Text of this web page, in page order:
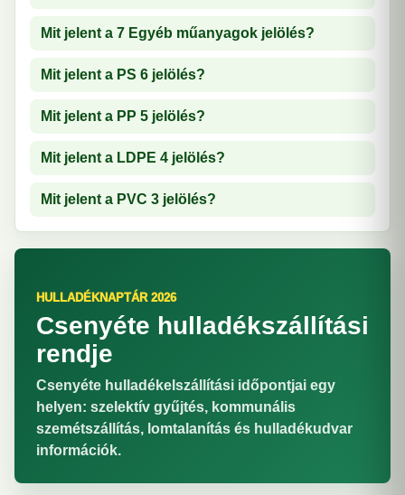
Mit jelent a 7 Egyéb műanyagok jelölés?
Mit jelent a PS 6 jelölés?
Mit jelent a PP 5 jelölés?
Mit jelent a LDPE 4 jelölés?
Mit jelent a PVC 3 jelölés?
HULLADÉKNAPTÁR 2026
Csenyéte hulladékszállítási
rendje
Csenyéte hulladékelszállítási időpontjai egy
helyen: szelektív gyűjtés, kommunális
szemétszállítás, lomtalanítás és hulladékudvar
információk.